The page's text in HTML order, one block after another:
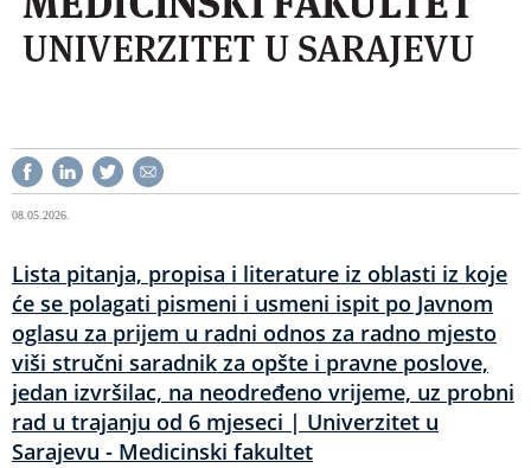
08.05.2026.
Lista pitanja, propisa i literature iz oblasti iz koje
će se polagati pismeni i usmeni ispit po Javnom
oglasu za prijem u radni odnos za radno mjesto
viši stručni saradnik za opšte i pravne poslove,
jedan izvršilac, na neodređeno vrijeme, uz probni
rad u trajanju od 6 mjeseci | Univerzitet u
Sarajevu - Medicinski fakultet